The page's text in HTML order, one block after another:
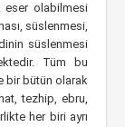
eser olabilmesi
süslenmesi,
süslenmesi
Tüm bu
bir bütün olarak
tezhip, ebru,
her biri ayrı